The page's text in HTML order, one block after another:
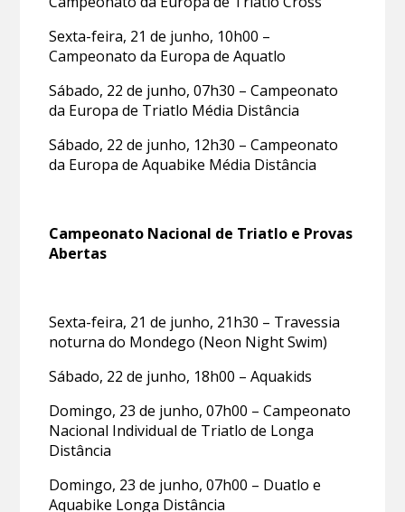
Sexta-feira, 21 de junho, 10h00 –
Campeonato da Europa de Aquatlo
Sábado, 22 de junho, 07h30 – Campeonato
da Europa de Triatlo Média Distância
Sábado, 22 de junho, 12h30 – Campeonato
da Europa de Aquabike Média Distância
Campeonato Nacional de Triatlo e Provas
Abertas
Sexta-feira, 21 de junho, 21h30 – Travessia
noturna do Mondego (Neon Night Swim)
Sábado, 22 de junho, 18h00 – Aquakids
Domingo, 23 de junho, 07h00 – Campeonato
Nacional Individual de Triatlo de Longa
Distância
Domingo, 23 de junho, 07h00 – Duatlo e
Aquabike Longa Distância